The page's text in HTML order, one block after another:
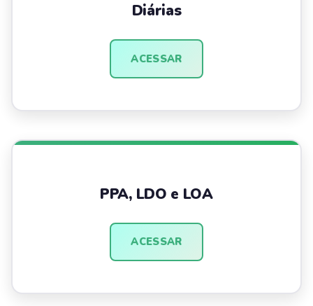
Diárias
ACESSAR
PPA, LDO e LOA
ACESSAR